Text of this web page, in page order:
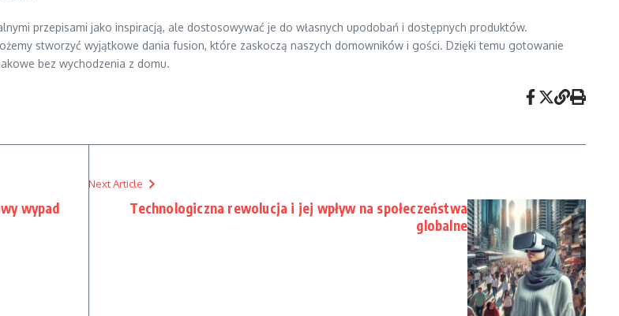
przepisami jako inspiracją, ale dostosowywać je do własnych upodobań i dostępnych produktów.
stworzyć wyjątkowe dania fusion, które zaskoczą naszych domowników i gości. Dzięki temu gotowanie
bez wychodzenia z domu.
wypad
Next Article
Technologiczna rewolucja i jej wpływ na społeczeństwa
globalne